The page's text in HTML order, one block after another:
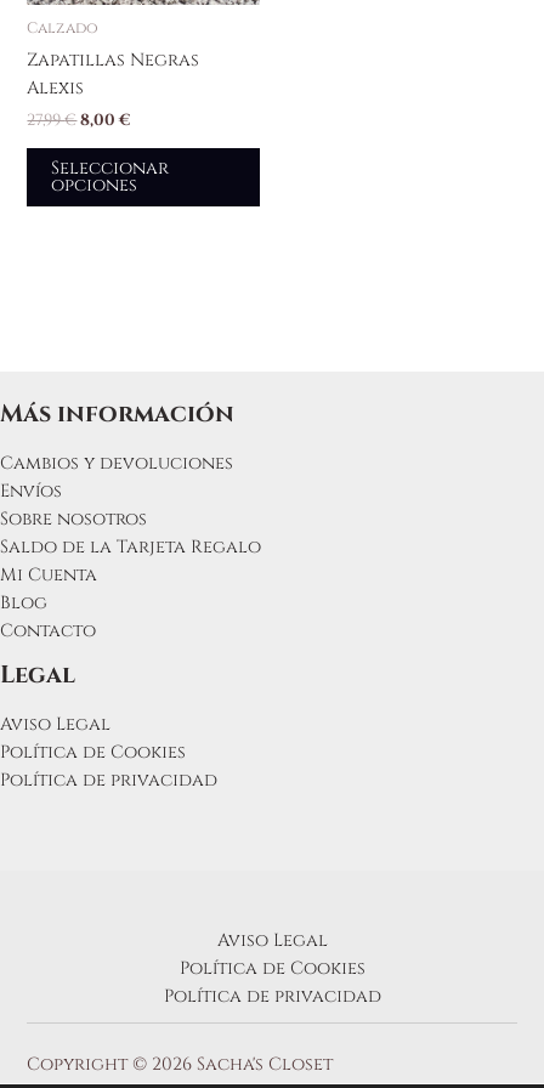
Calzado
Zapatillas Negras
Alexis
27,99€8,00€
Seleccionar
opciones
Más información
Cambios y devoluciones
Envíos
Sobre nosotros
Saldo de la Tarjeta Regalo
Mi Cuenta
Blog
Contacto
Legal
Aviso Legal
Política de Cookies
Política de privacidad
Aviso Legal
Política de Cookies
Política de privacidad
Copyright © 2026 Sacha's Closet